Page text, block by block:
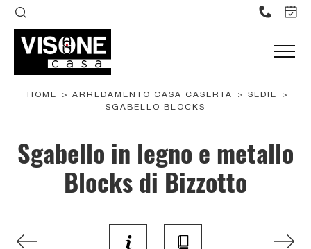
HOME > ARREDAMENTO CASA CASERTA > SEDIE
>
SGABELLO BLOCKS
Sgabello in legno e metallo
Blocks di Bizzotto